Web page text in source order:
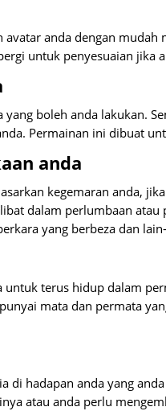
anda dengan
untuk penyesuaian jika
yang boleh anda lakukan.
Permainan ini dibuat
anda
kegemaran anda,
dalam perlumbaan
yang berbeza dan
terus hidup dalam
mata dan permata
di hadapan anda yang
atau anda perlu